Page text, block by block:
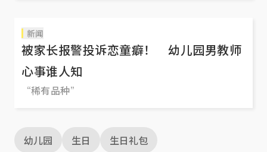
新闻
被家长报警投诉恋童癖！ 幼儿园男教师
心事谁人知
“稀有品种”
幼儿园 生日 生日礼包